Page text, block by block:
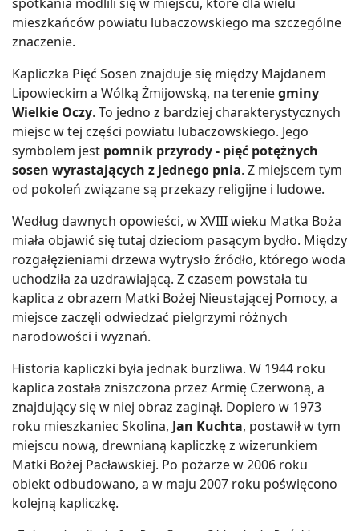
mieszkańców powiatu lubaczowskiego ma szczególne
znaczenie.
Kapliczka Pięć Sosen znajduje się między Majdanem
Lipowieckim a Wólką Żmijowską, na tereniegminy
Wielkie Oczy. To jedno z bardziej charakterystycznych
miejsc w tej części powiatu lubaczowskiego. Jego
symbolem jest pomnik przyrody - pięć potężnych
sosen wyrastających z jednego pnia. Z miejscem tym
od pokoleń związane są przekazy religijne i ludowe.
Według dawnych opowieści, w XVIII wieku Matka Boża
miała objawić się tutaj dzieciom pasącym bydło. Między
rozgałęzieniami drzewa wytrysło źródło, którego woda
uchodziła za uzdrawiającą. Z czasem powstała tu
kaplica z obrazem Matki Bożej Nieustającej Pomocy, a
miejsce zaczęli odwiedzać pielgrzymi różnych
narodowości i wyznań.
Historia kapliczki była jednak burzliwa. W 1944 roku
kaplica została zniszczona przez Armię Czerwoną, a
znajdujący się w niej obraz zaginął. Dopiero w 1973
roku mieszkaniec Skolina, Jan Kuchta, postawił w tym
miejscu nową, drewnianą kapliczkę z wizerunkiem
Matki Bożej Pacławskiej. Po pożarze w 2006 roku
obiekt odbudowano, a w maju 2007 roku poświęcono
kolejną kapliczkę.